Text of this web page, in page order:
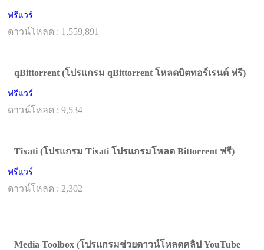
ฟรีแวร์
ดาวน์โหลด : 1,559,891
qBittorrent (โปรแกรม qBittorrent โหลดบิตทอร์เรนต์ ฟรี)
ฟรีแวร์
ดาวน์โหลด : 9,534
Tixati (โปรแกรม Tixati โปรแกรมโหลด Bittorrent ฟรี)
ฟรีแวร์
ดาวน์โหลด : 2,302
Media Toolbox (โปรแกรมช่วยดาวน์โหลดคลิป YouTube